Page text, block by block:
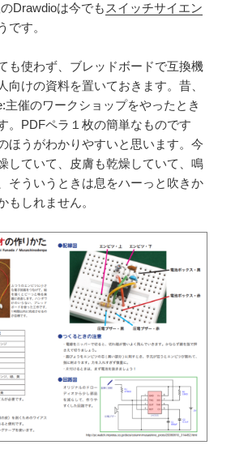
Drawdioは今でも スイッチサイエン
です。
も使わず、ブレッドボードで互換機
向けの資料を置いておきます。昔、
主催のワークショップをやったとき
。PDFペラ１枚の簡単なものです
ほうがわかりやすいと思います。今
していて、皮膚も乾燥していて、鳴
そういうときは息をハーっと吹きか
もしれません。